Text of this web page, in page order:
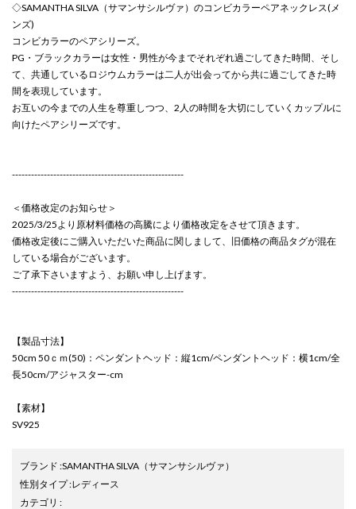
◇SAMANTHA SILVA（サマンサシルヴァ）のコンビカラーペアネックレス(メ
ンズ)
コンビカラーのペアシリーズ。
PG・ブラックカラーは女性・男性が今までそれぞれ過ごしてきた時間、そし
て、共通しているロジウムカラーは二人が出会ってから共に過ごしてきた時
間を表現しています。
お互いの今までの人生を尊重しつつ、2人の時間を大切にしていくカップルに
向けたペアシリーズです。
------------------------------------------------------
＜価格改定のお知らせ＞
2025/3/25より原材料価格の高騰により価格改定をさせて頂きます。
価格改定後にご購入いただいた商品に関しまして、旧価格の商品タグが混在
している場合がございます。
ご了承下さいますよう、お願い申し上げます。
------------------------------------------------------
【製品寸法】
50cm 50ｃｍ(50)：ペンダントヘッド：縦1cm/ペンダントヘッド：横1cm/全
長50cm/アジャスター-cm
【素材】
SV925
ブランド :SAMANTHA SILVA （サマンサシルヴァ）
性別タイプ:レディース
カテゴリ :